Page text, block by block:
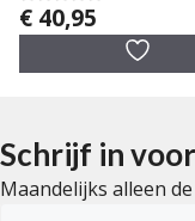
0
v
€ 40,95
Schrijf in
Maandelijks alleen